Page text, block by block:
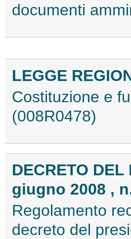
documenti
LEGGE
Costituzione e
(008R0478)
DECRETO
giugno 2008 ,
Regolamento
decreto del